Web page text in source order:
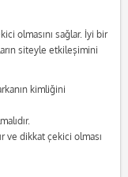
olmasını sağlar. İyi bir
siteyle etkileşimini
kimliğini
ve dikkat çekici olması